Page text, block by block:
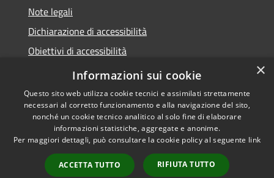
Note legali
Dichiarazione di accessibilità
Obiettivi di accessibilità
Whistleblowing
Accessibilità
Copyright © 2026 • Comune di
Zibido San Giacomo • Powered
byMunicipium
Accesso
×
Informazioni sui cookie
Questo sito web utilizza cookie tecnici e assimilati strettamente
necessari al corretto funzionamento e alla navigazione del sito,
nonché un cookie tecnico analitico al solo fine di elaborare
informazioni statistiche, aggregate e anonime.
Per maggiori dettagli, può consultare la cookie policy al seguente link
ACCETTA TUTTO RIFIUTA TUTTO